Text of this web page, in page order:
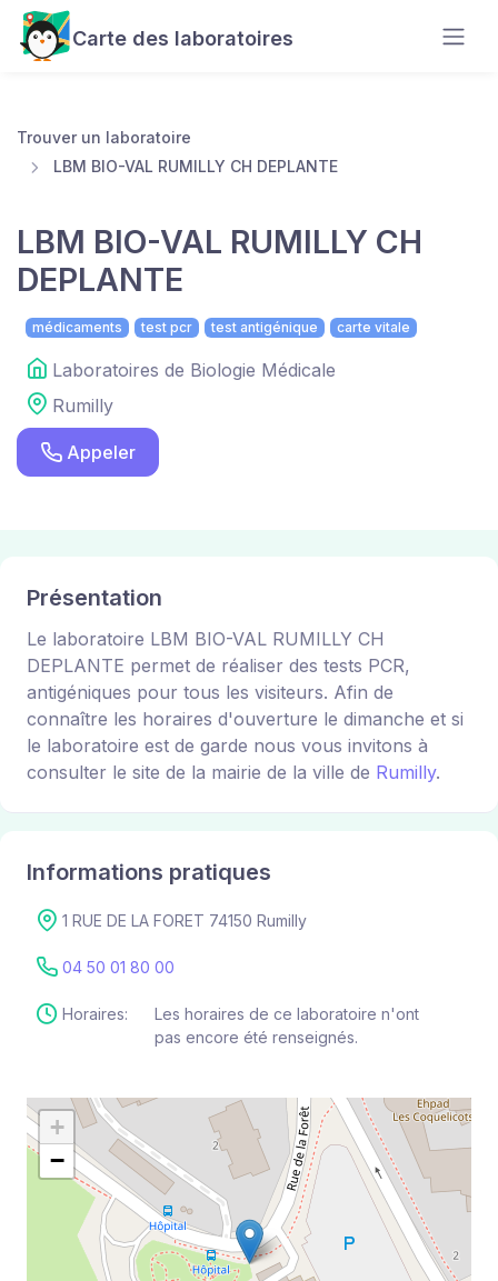
Carte des laboratoires
Trouver un laboratoire
LBM BIO-VAL RUMILLY CH DEPLANTE
LBM BIO-VAL RUMILLY CH
DEPLANTE
médicaments test pcr test antigénique carte vitale
Laboratoires de Biologie Médicale
Rumilly
Appeler
Présentation
Le laboratoire LBM BIO-VAL RUMILLY CH
DEPLANTE permet de réaliser des tests PCR,
antigéniques pour tous les visiteurs. Afin de
connaître les horaires d'ouverture le dimanche et si
le laboratoire est de garde nous vous invitons à
consulter le site de la mairie de la ville de Rumilly.
Informations pratiques
1 RUE DE LA FORET 74150 Rumilly
04 50 01 80 00
Horaires:
Les horaires de ce laboratoire n'ont
pas encore été renseignés.
+
−